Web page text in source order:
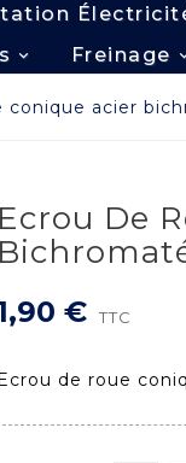
Freinage
conique acier
Ecrou De
€ TTC
Ecrou de roue